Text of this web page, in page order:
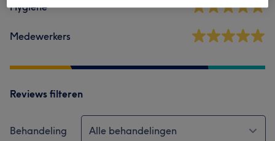
Hygiëne
Medewerkers
Reviews filteren
Behandeling Alle behandelingen